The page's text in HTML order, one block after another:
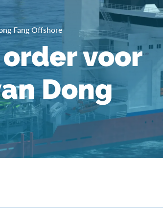
Fang Offshore
voor
Dong